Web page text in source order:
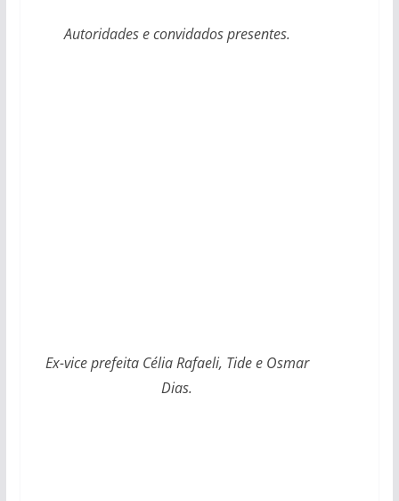
Autoridades e convidados presentes.
Ex-vice prefeita Célia Rafaeli, Tide e Osmar
Dias.